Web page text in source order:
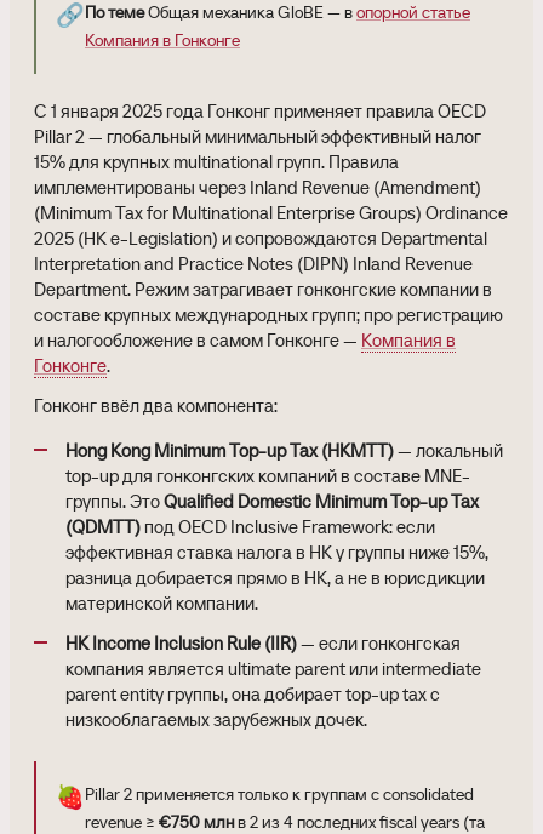
🔗По темеОбщая механика GloBE — вопорной статье
Компания в Гонконге
С 1 января 2025 года Гонконг применяет правила OECD
Pillar 2 — глобальный минимальный эффективный налог
15% для крупных multinational групп. Правила
имплементированы через Inland Revenue (Amendment)
(Minimum Tax for Multinational Enterprise Groups) Ordinance
2025 (HK e-Legislation) и сопровождаются Departmental
Interpretation and Practice Notes (DIPN) Inland Revenue
Department. Режим затрагивает гонконгские компании в
составе крупных международных групп; про регистрацию
и налогообложение в самом Гонконге — Компания в
Гонконге.
Гонконг ввёл два компонента:
Hong Kong Minimum Top-up Tax (HKMTT)— локальный
top-up для гонконгских компаний в составе MNE-
группы. ЭтоQualified Domestic Minimum Top-up Tax
(QDMTT) под OECD Inclusive Framework: если
эффективная ставка налога в HK у группы ниже 15%,
разница добирается прямо в HK, а не в юрисдикции
материнской компании.
HK Income Inclusion Rule (IIR)— если гонконгская
компания является ultimate parent или intermediate
parent entity группы, она добирает top-up tax с
низкооблагаемых зарубежных дочек.
🍓Pillar 2 применяется только к группам с consolidated
revenue ≥ €750 млнв 2 из 4 последних fiscal years (та